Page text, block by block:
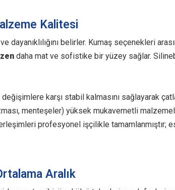
Kalitesi
dayanıklılığını belirler. Kumaş seçenekleri
zen daha mat ve sofistike bir yüzey sağlar.
karşı stabil kalmasını sağlayarak
menteşeler) yüksek mukavemetli
profesyonel işçilikle tamamlanmıştır;
Aralık